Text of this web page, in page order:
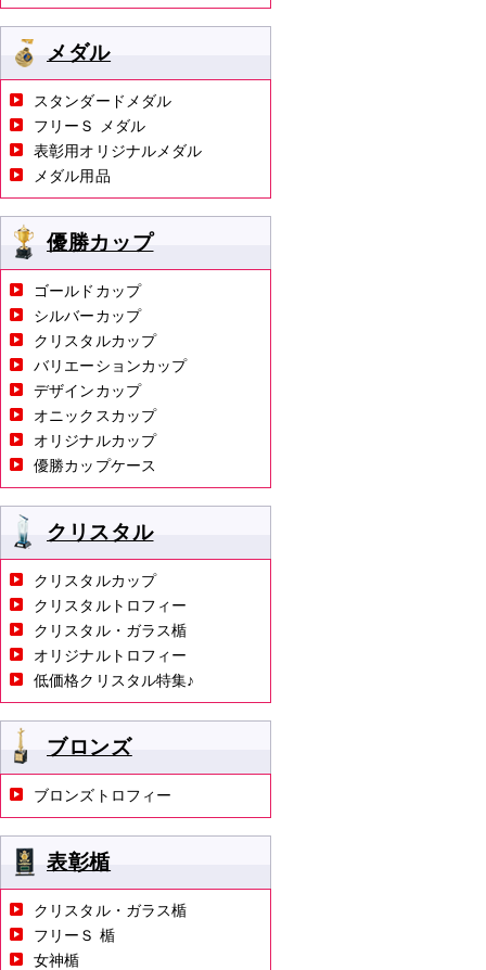
メダル
スタンダードメダル
フリーＳ メダル
表彰用オリジナルメダル
メダル用品
優勝カップ
ゴールドカップ
シルバーカップ
クリスタルカップ
バリエーションカップ
デザインカップ
オニックスカップ
オリジナルカップ
優勝カップケース
クリスタル
クリスタルカップ
クリスタルトロフィー
クリスタル・ガラス楯
オリジナルトロフィー
低価格クリスタル特集♪
ブロンズ
ブロンズトロフィー
表彰楯
クリスタル・ガラス楯
フリーＳ 楯
女神楯